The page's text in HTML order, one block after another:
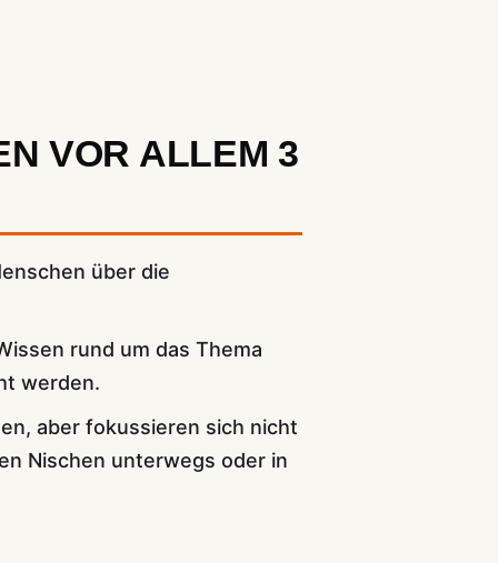
VOR ALLEM 3
über die
rund um das Thema
werden.
aber fokussieren sich nicht
Nischen unterwegs oder in